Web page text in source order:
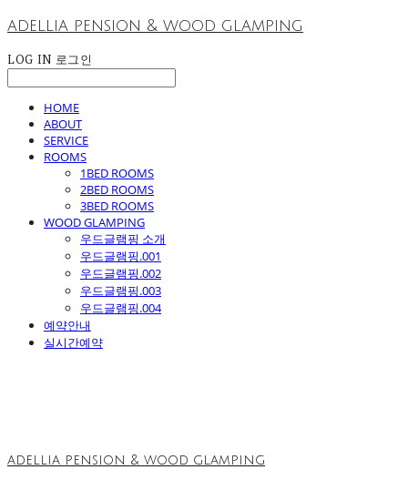
adellia pension & wood glamping
LOG IN 로그인
HOME
ABOUT
SERVICE
ROOMS
1BED ROOMS
2BED ROOMS
3BED ROOMS
WOOD GLAMPING
우드글램핑 소개
우드글램핑.001
우드글램핑.002
우드글램핑.003
우드글램핑.004
예약안내
실시간예약
adellia pension & wood glamping